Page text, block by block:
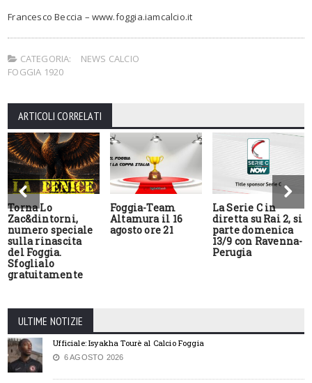
Francesco Beccia – www.foggia.iamcalcio.it
CATEGORIA:
NEWS CALCIO
FOGGIA 1920
ARTICOLI CORRELATI
Torna Lo
Zac&dintorni,
numero speciale
sulla rinascita
del Foggia.
Sfoglialo
gratuitamente
Foggia-Team
Altamura il 16
agosto ore 21
La Serie C in
diretta su Rai 2, si
parte domenica
13/9 con Ravenna-
Perugia
ULTIME NOTIZIE
Ufficiale: Isyakha Tourè al Calcio Foggia
6 AGOSTO 2026